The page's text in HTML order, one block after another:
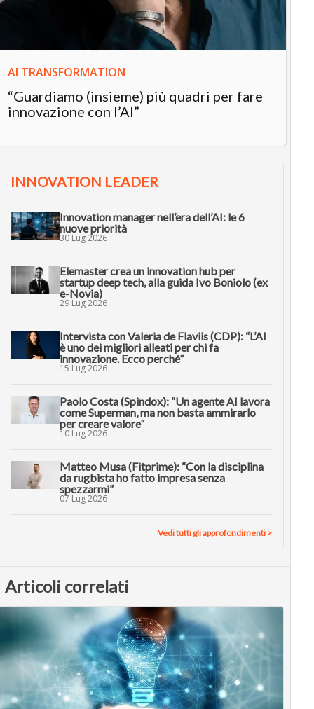
AI TRANSFORMATION
“Guardiamo (insieme) più quadri per fare
innovazione con l’AI”
INNOVATION LEADER
Innovation manager nell’era dell’AI: le 6
nuove priorità
30 Lug 2026
Elemaster crea un innovation hub per
startup deep tech, alla guida Ivo Boniolo (ex
e-Novia)
29 Lug 2026
Intervista con Valeria de Flaviis (CDP): “L’AI
è uno dei migliori alleati per chi fa
innovazione. Ecco perché”
15 Lug 2026
Paolo Costa (Spindox): “Un agente AI lavora
come Superman, ma non basta ammirarlo
per creare valore”
10 Lug 2026
Matteo Musa (Fitprime): “Con la disciplina
da rugbista ho fatto impresa senza
spezzarmi”
07 Lug 2026
Vedi tutti gli approfondimenti >
Articoli correlati